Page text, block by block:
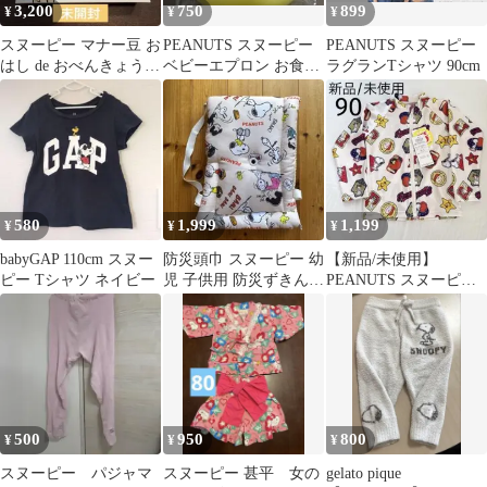
¥3,200
スヌーピー マナー豆 お
はし de おべんきょう
知育玩具
¥750
PEANUTS スヌーピー
ベビーエプロン お食事
エプロン ポケット付き
¥899
PEANUTS スヌーピー
ラグランTシャツ 90cm
¥580
babyGAP 110cm スヌー
ピー Tシャツ ネイビー
¥ 1,999
防災頭巾 スヌーピー 幼
児 子供用 防災ずきん
入園 キッズ 保育園 幼
稚園
¥ 1,199
【新品/未使用】
PEANUTS スヌーピー
ラッシュガード 水着
¥500
スヌーピー パジャマ
¥950
スヌーピー 甚平 女の
¥800
gelato pique